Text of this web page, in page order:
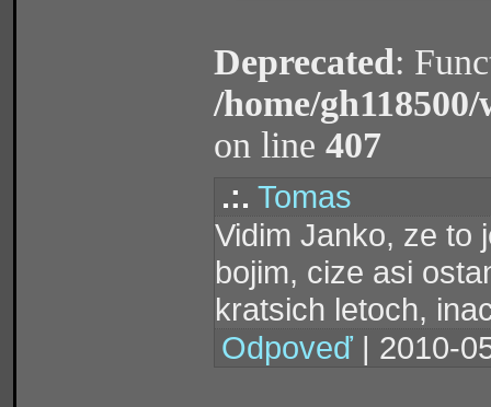
Deprecated:
/home/
on line 407
.:. Tomas
Vidim Janko, ze to
bojim, cize asi
kratsich letoch,
Odpoveď | 2010-